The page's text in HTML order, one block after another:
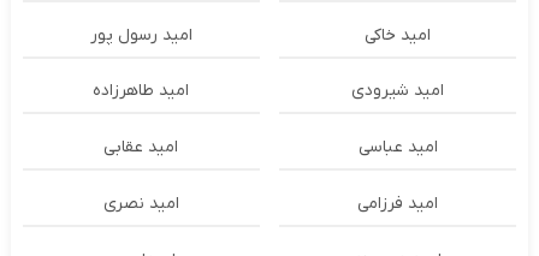
امید خاکی امید رسول پور
امید شیرودی امید طاهرزاده
امید عباسی امید عقابی
امید فرزامی امید نصری